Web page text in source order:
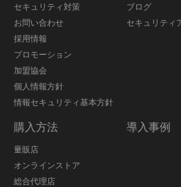
セキュリティ対策
お問い合わせ
採用情報
プロモーション
加盟協会
個人情報方針
情報セキュリティ基本方針
ブログ
セキュリティ
購入方法
量販店
オンラインストア
総合代理店
導入事例